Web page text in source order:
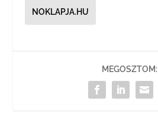
NOKLAPJA.HU
MEGOSZTOM: